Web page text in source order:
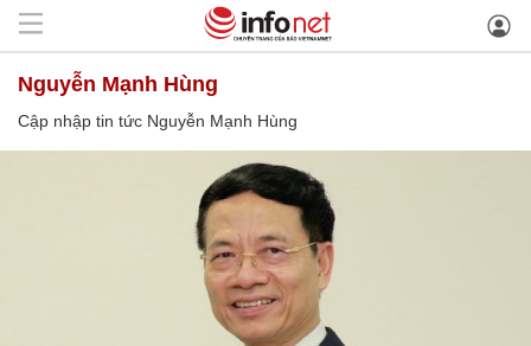
Nguyễn Mạnh Hùng
Cập nhập tin tức Nguyễn Mạnh Hùng